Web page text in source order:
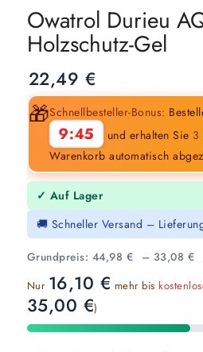
Owatrol Durieu
Holzschutz-Gel
22,49 €
🎁Schnellbesteller-Bonus:
9:44 und erhalten Sie 3
Warenkorb automatisch
✓ Auf Lager
🚚 Schneller Versand –
Grundpreis: 44,98 € – 33,08 €
Nur 16,10 € mehr bis
35,00 €)